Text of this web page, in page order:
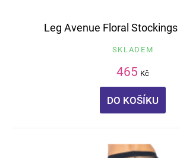
Leg Avenue Floral
SKLADEM
465 Kč
DO KOŠÍKU